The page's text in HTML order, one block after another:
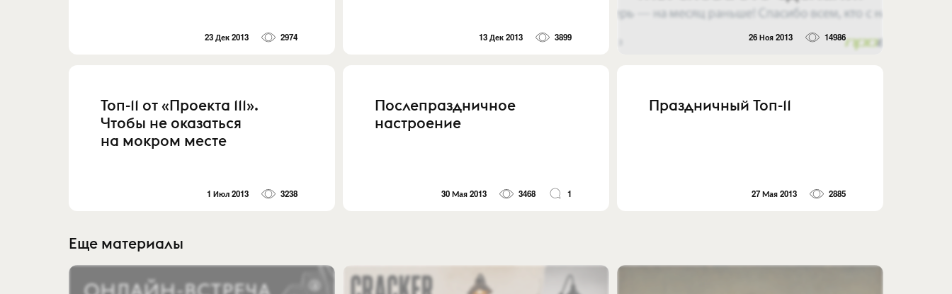
23 Дек 2013 2974 13 Дек 2013 3899 26 Ноя 2013 14986
Топ-11 от «Проекта 111».
Чтобы не оказаться
на мокром месте
1 Июл 2013 3238
Послепраздничное
настроение
30 Мая 2013 3468 1
Праздничный Топ-11
27 Мая 2013 2885
Еще материалы